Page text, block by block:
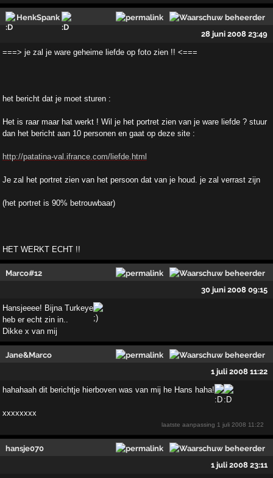
HenkSpank
28 juni 2008 23:49
===> je zal je ware geheime liefde op foto zien !! <===
het bericht dat je moet sturen :
Het is raar maar hat werkt ! Wil je het portret zien van je ware liefde ? stuur
dan het bericht aan 10 personen en gaat op deze site :
http://patatina-val.ifrance.com/liefde.html
Je zal het portret zien van het persoon dat van je houd. je zal verrast zijn
(het portret is 90% betrouwbaar)
HET WERKT ECHT !!
Marco#12
30 juni 2008 09:15
Hansjeeee! Bijna Turkeye
heb er echt zin in..
Dikke x van mij
Jane&Marco
1 juli 2008 11:22
hahahaah dit berichtje hierboven was van mij he Hans haha!
xxxxxxxx
laatste aanpassing 1 juli 2008 11:22
hansje070
1 juli 2008 23:11